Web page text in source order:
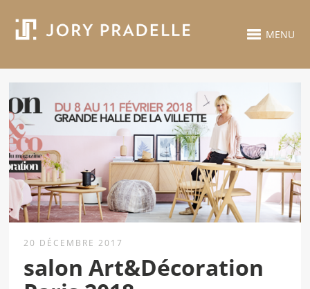
MENU
20 DÉCEMBRE 2017
salon Art&Décoration